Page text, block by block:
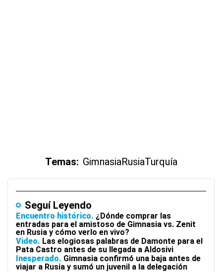
Temas: GimnasiaRusiaTurquía
Seguí Leyendo
Encuentro histórico ¿Dónde comprar las
entradas para el amistoso de Gimnasia vs. Zenit
en Rusia y cómo verlo en vivo?
Video Las elogiosas palabras de Damonte para el
Pata Castro antes de su llegada a Aldosivi
Inesperado Gimnasia confirmó una baja antes de
viajar a Rusia y sumó un juvenil a la delegación